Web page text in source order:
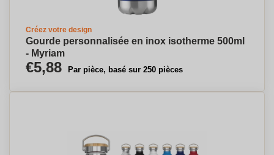
Créez votre design
Gourde personnalisée en inox isotherme 500ml
- Myriam
€5,88 Par pièce, basé sur 250 pièces